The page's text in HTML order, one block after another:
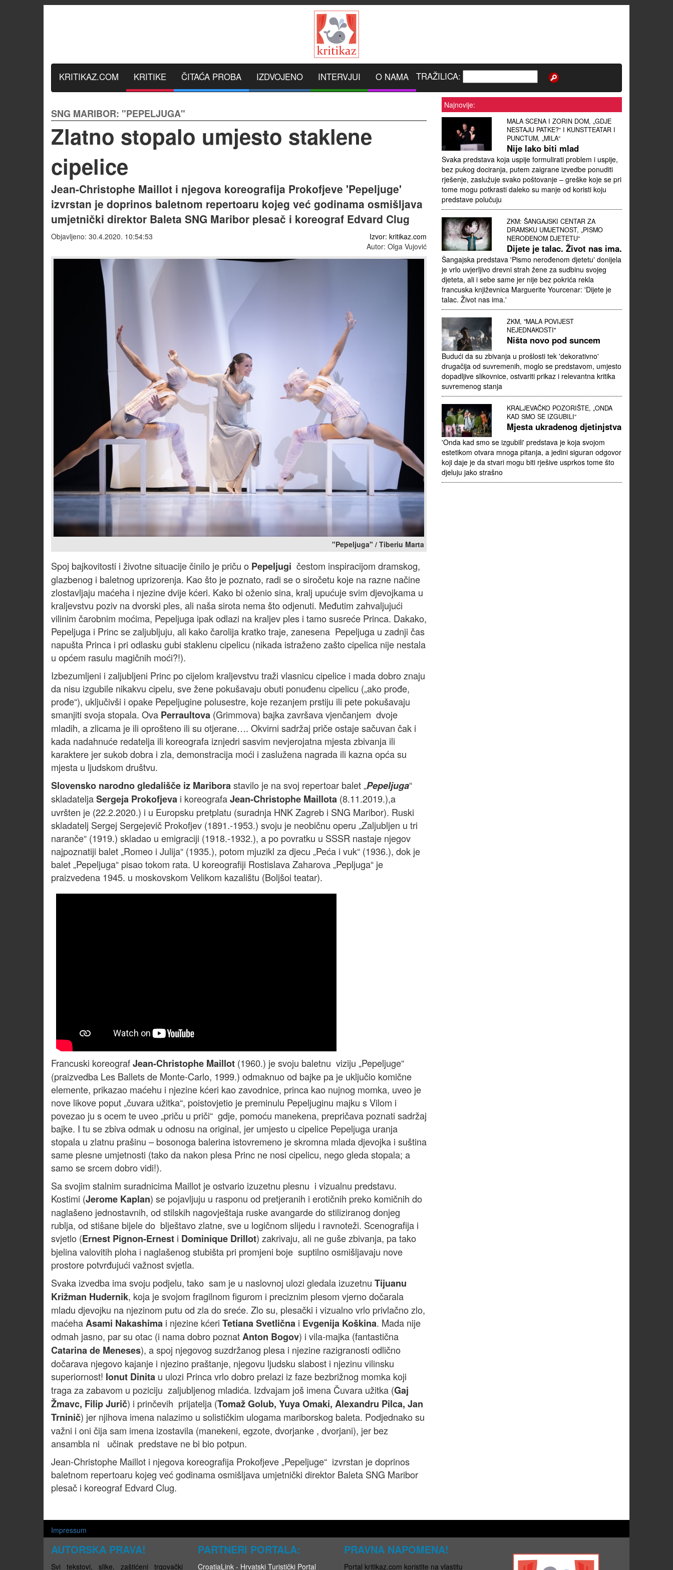
KRITIKAZ.COM KRITIKE ČITAĆA PROBA IZDVOJENO INTERVJUI O NAMA TRAŽILICA:
SNG MARIBOR: "PEPELJUGA"
Zlatno stopalo umjesto staklene
cipelice
Jean-Christophe Maillot i njegova koreografija Prokofjeve 'Pepeljuge'
izvrstan je doprinos baletnom repertoaru kojeg već godinama osmišljava
umjetnički direktor Baleta SNG Maribor plesač i koreograf Edvard Clug
Objavljeno: 30.4.2020. 10:54:53
Izvor: kritikaz.com
Autor: Olga Vujović
"Pepeljuga" / Tiberiu Marta
Spoj bajkovitosti i životne situacije činilo je priču o Pepeljugi čestom inspiracijom dramskog,
glazbenog i baletnog uprizorenja. Kao što je poznato, radi se o siročetu koje na razne načine
zlostavljaju maćeha i njezine dvije kćeri. Kako bi oženio sina, kralj upućuje svim djevojkama u
kraljevstvu poziv na dvorski ples, ali naša sirota nema što odjenuti. Međutim zahvaljujući
vilinim čarobnim moćima, Pepeljuga ipak odlazi na kraljev ples i tamo susreće Princa. Dakako,
Pepeljuga i Princ se zaljubljuju, ali kako čarolija kratko traje, zanesena Pepeljuga u zadnji čas
napušta Princa i pri odlasku gubi staklenu cipelicu (nikada istraženo zašto cipelica nije nestala
u općem rasulu magičnih moći?!).
Izbezumljeni i zaljubljeni Princ po cijelom kraljevstvu traži vlasnicu cipelice i mada dobro znaju
da nisu izgubile nikakvu cipelu, sve žene pokušavaju obuti ponuđenu cipelicu („ako prođe,
prođe“), uključivši i opake Pepeljugine polusestre, koje rezanjem prstiju ili pete pokušavaju
smanjiti svoja stopala. Ova Perraultova (Grimmova) bajka završava vjenčanjem dvoje
mladih, a zlicama je ili oprošteno ili su otjerane…. Okvirni sadržaj priče ostaje sačuvan čak i
kada nadahnuće redatelja ili koreografa iznjedri sasvim nevjerojatna mjesta zbivanja ili
karaktere jer sukob dobra i zla, demonstracija moći i zaslužena nagrada ili kazna opća su
mjesta u ljudskom društvu.
Slovensko narodno gledališče iz Mariborastavilo je na svoj repertoar balet „Pepeljuga“
skladateljaSergeja Prokofjeva i koreografaJean-Christophe Maillota (8.11.2019.),a
uvršten je (22.2.2020.) i u Europsku pretplatu (suradnja HNK Zagreb i SNG Maribor). Ruski
skladatelj Sergej Sergejevič Prokofjev (1891.-1953.) svoju je neobičnu operu „Zaljubljen u tri
naranče“ (1919.) skladao u emigraciji (1918.-1932.), a po povratku u SSSR nastaje njegov
najpoznatiji balet „Romeo i Julija“ (1935.), potom mjuzikl za djecu „Peća i vuk“ (1936.), dok je
balet „Pepeljuga“ pisao tokom rata. U koreografiji Rostislava Zaharova „Pepljuga“ je
praizvedena 1945. u moskovskom Velikom kazalištu (Boljšoi teatar).
Francuski koreografJean-Christophe Maillot (1960.) je svoju baletnu viziju „Pepeljuge“
(praizvedba Les Ballets de Monte-Carlo, 1999.) odmaknuo od bajke pa je uključio komične
elemente, prikazao maćehu i njezine kćeri kao zavodnice, princa kao nujnog momka, uveo je
nove likove poput „čuvara užitka“, poistovjetio je preminulu Pepeljuginu majku s Vilom i
povezao ju s ocem te uveo „priču u priči“ gdje, pomoću manekena, prepričava poznati sadržaj
bajke. I tu se zbiva odmak u odnosu na original, jer umjesto u cipelice Pepeljuga uranja
stopala u zlatnu prašinu – bosonoga balerina istovremeno je skromna mlada djevojka i suština
same plesne umjetnosti (tako da nakon plesa Princ ne nosi cipelicu, nego gleda stopala; a
samo se srcem dobro vidi!).
Sa svojim stalnim suradnicima Maillot je ostvario izuzetnu plesnu i vizualnu predstavu.
Kostimi (Jerome Kaplan) se pojavljuju u rasponu od pretjeranih i erotičnih preko komičnih do
naglašeno jednostavnih, od stilskih nagovještaja ruske avangarde do stiliziranog donjeg
rublja, od stišane bijele do blještavo zlatne, sve u logičnom slijedu i ravnoteži. Scenografija i
svjetlo (Ernest Pignon-Ernest i Dominique Drillot) zakrivaju, ali ne guše zbivanja, pa tako
bjelina valovitih ploha i naglašenog stubišta pri promjeni boje suptilno osmišljavaju nove
prostore potvrđujući važnost svjetla.
Svaka izvedba ima svoju podjelu, tako sam je u naslovnoj ulozi gledala izuzetnu Tijuanu
Križman Hudernik, koja je svojom fragilnom figurom i preciznim plesom vjerno dočarala
mladu djevojku na njezinom putu od zla do sreće. Zlo su, plesački i vizualno vrlo privlačno zlo,
maćehaAsami Nakashima i njezine kćeri Tetiana Svetlična i Evgenija Koškina. Mada nije
odmah jasno, par su otac (i nama dobro poznatAnton Bogov) i vila-majka (fantastična
Catarina de Meneses), a spoj njegovog suzdržanog plesa i njezine razigranosti odlično
dočarava njegovo kajanje i njezino praštanje, njegovu ljudsku slabost i njezinu vilinsku
superiornost! Ionut Dinita u ulozi Princa vrlo dobro prelazi iz faze bezbrižnog momka koji
traga za zabavom u poziciju zaljubljenog mladića. Izdvajam još imena Čuvara užitka (Gaj
Žmavc, Filip Jurič) i prinčevih prijatelja (Tomaž Golub, Yuya Omaki, Alexandru Pilca, Jan
Trninič) jer njihova imena nalazimo u solističkim ulogama mariborskog baleta. Podjednako su
važni i oni čija sam imena izostavila (manekeni, egzote, dvorjanke , dvorjani), jer bez
ansambla ni učinak predstave ne bi bio potpun.
Jean-Christophe Maillot i njegova koreografija Prokofjeve „Pepeljuge“ izvrstan je doprinos
baletnom repertoaru kojeg već godinama osmišljava umjetnički direktor Baleta SNG Maribor
plesač i koreograf Edvard Clug.
Najnovije:
MALA SCENA I ZORIN DOM, „GDJE
NESTAJU PATKE?“ I KUNSTTEATAR I
PUNCTUM, „MILA“
Nije lako biti mlad
Svaka predstava koja uspije formulirati problem i uspije,
bez pukog dociranja, putem zaigrane izvedbe ponuditi
rješenje, zaslužuje svako poštovanje – greške koje se pri
tome mogu potkrasti daleko su manje od koristi koju
predstave polučuju
ZKM: ŠANGAJSKI CENTAR ZA
DRAMSKU UMJETNOST, „PISMO
NEROĐENOM DJETETU“
Dijete je talac. Život nas ima.
Šangajska predstava 'Pismo nerođenom djetetu' donijela
je vrlo uvjerljivo drevni strah žene za sudbinu svojeg
djeteta, ali i sebe same jer nije bez pokrića rekla
francuska književnica Marguerite Yourcenar: 'Dijete je
talac. Život nas ima.'
ZKM, "MALA POVIJEST
NEJEDNAKOSTI"
Ništa novo pod suncem
Budući da su zbivanja u prošlosti tek 'dekorativno'
drugačija od suvremenih, moglo se predstavom, umjesto
dopadljive slikovnice, ostvariti prikaz i relevantna kritika
suvremenog stanja
KRALJEVAČKO POZORIŠTE, „ONDA
KAD SMO SE IZGUBILI“
Mjesta ukradenog djetinjstva
'Onda kad smo se izgubili' predstava je koja svojom
estetikom otvara mnoga pitanja, a jedini siguran odgovor
koji daje je da stvari mogu biti rješive usprkos tome što
djeluju jako strašno
Impressum
AUTORSKA PRAVA!
Svi tekstovi, slike, zaštićeni trgovački
PARTNERI PORTALA:
CroatiaLink - Hrvatski Turistički Portal
PRAVNA NAPOMENA!
Portal kritikaz.com koristite na vlastitu